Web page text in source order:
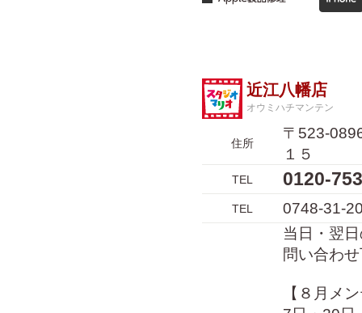
近江八幡店
オウミハチマンテン
住所
〒523-
１５
TEL 0120-
TEL
0748-31-
当日・翌
問い合わ
【８月メ